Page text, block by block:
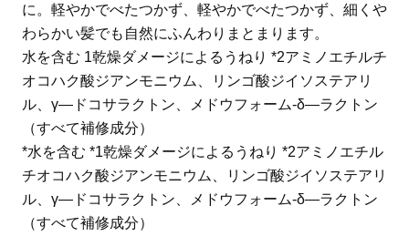
に。軽やかでべたつかず、軽やかでべたつかず、細くや
わらかい髪でも自然にふんわりまとまります。
水を含む 1乾燥ダメージによるうねり *2アミノエチルチ
オコハク酸ジアンモニウム、リンゴ酸ジイソステアリ
ル、γ―ドコサラクトン、メドウフォーム-δ―ラクトン
（すべて補修成分）
*水を含む *1乾燥ダメージによるうねり *2アミノエチル
チオコハク酸ジアンモニウム、リンゴ酸ジイソステアリ
ル、γ―ドコサラクトン、メドウフォーム-δ―ラクトン
（すべて補修成分）